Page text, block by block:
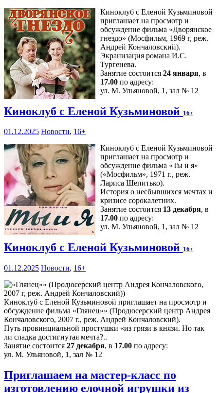
Киноклуб с Еленой Кузьминовой
приглашает на просмотр и
обсуждение фильма «Дворянское
гнездо» (Мосфильм, 1969 г, реж.
Андрей Кончаловский).
Экранизация романа И.С.
Тургенева.
Занятие состоится 24 января, в
17.00 по адресу:
ул. М. Ульяновой, 1, зал № 12
Киноклуб с Еленой Кузьминовой 16+
01.12.2025 Новости, 16+
Киноклуб с Еленой Кузьминовой
приглашает на просмотр и
обсуждение фильма «Ты и я»
(«Мосфильм», 1971 г., реж.
Лариса Шепитько).
История о несбывшихся мечтах и
кризисе сорокалетних.
Занятие состоится 13 декабря, в
17.00 по адресу:
ул. М. Ульяновой, 1, зал № 12
Киноклуб с Еленой Кузьминовой 16+
01.12.2025 Новости, 16+
Киноклуб с Еленой Кузьминовой приглашает на просмотр и
обсуждение фильма «Глянец»» (Продюсерский центр Андрея
Кончаловского, 2007 г., реж. Андрей Кончаловский).
Путь провинциальной простушки «из грязи в князи. Но так
ли сладка достигнутая мечта?..
Занятие состоится 27 декабря, в 17.00 по адресу:
ул. М. Ульяновой, 1, зал № 12
Приглашаем на мастер-класс по
изготовлению елочной игрушки из